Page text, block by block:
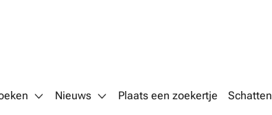
Nieuws Plaats een zoekertje Schatten